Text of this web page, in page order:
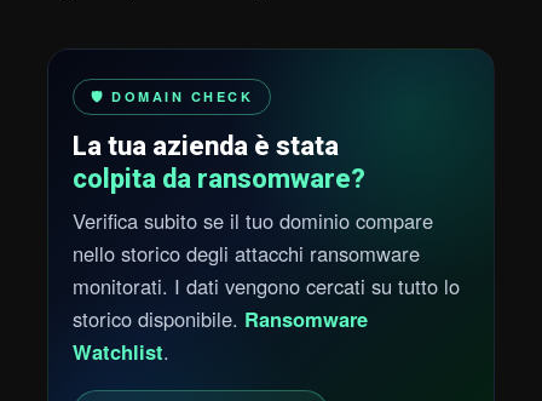
🛡️ DOMAIN CHECK
La tua azienda è stata
colpita da ransomware?
Verifica subito se il tuo dominio compare
nello storico degli attacchi ransomware
monitorati. I dati vengono cercati su tutto lo
storico disponibile. Ransomware
Watchlist.